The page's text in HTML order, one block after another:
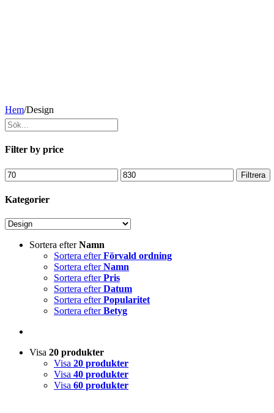
Hem/Design
Filter by price
Min
pris
Max
pris
Filtrera
Kategorier
Sortera efterNamn
Sortera efterFörvald ordning
Sortera efterNamn
Sortera efterPris
Sortera efterDatum
Sortera efterPopularitet
Sortera efterBetyg
Visa 20 produkter
Visa 20 produkter
Visa 40 produkter
Visa 60 produkter